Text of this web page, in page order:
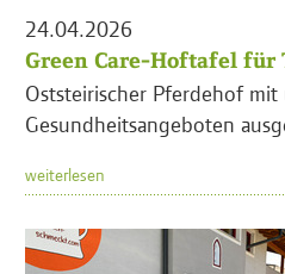
24.04.2026
Green Care-Hoftafel für
Oststeirischer Pferdehof
Gesundheitsangeboten
weiterlesen